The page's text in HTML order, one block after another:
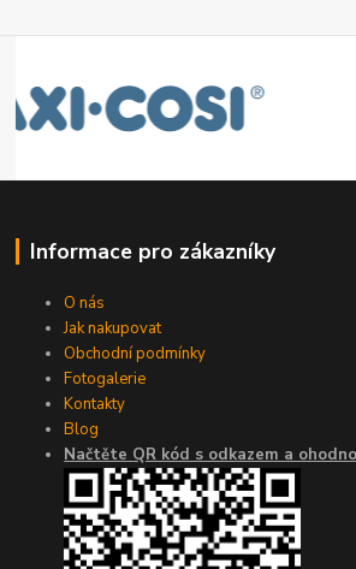
Informace pro zákazníky
O nás
Jak nakupovat
Obchodní podmínky
Fotogalerie
Kontakty
Blog
Načtěte QR kód s odkazem a